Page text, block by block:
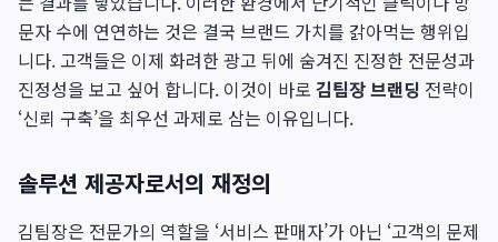
문자 수에 연연하는 것은 결국 브랜드 가치를 갉아먹는 행위입
니다. 고객들은 이제 화려한 광고 뒤에 숨겨진 진정한 전문성과
진정성을 보고 싶어 합니다. 이것이 바로 김팀장 브랜딩 전략이
‘신뢰 구축’을 최우선 과제로 삼는 이유입니다.
솔루션 제공자로서의 재정의
김팀장은 전문가의 역할을 ‘서비스 판매자’가 아닌 ‘고객의 문제